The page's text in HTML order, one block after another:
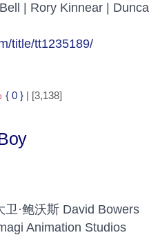
Bell | Rory Kinnear |
title/tt1235189/
{ 0 } | [3,138]
卫·鲍沃斯 David Bowers
Animation Studios